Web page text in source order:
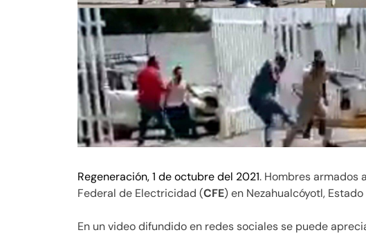
Regeneración, 1 de octubre del 2021. Hombres armados
Federal de Electricidad (CFE) en Nezahualcóyotl,
En un video difundido en redes sociales se puede